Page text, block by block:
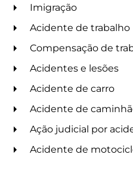
Imigração
Acidente de trabalho
Compensação de
Acidentes e lesões
Acidente de carro
Acidente de
Ação judicial por
Acidente de